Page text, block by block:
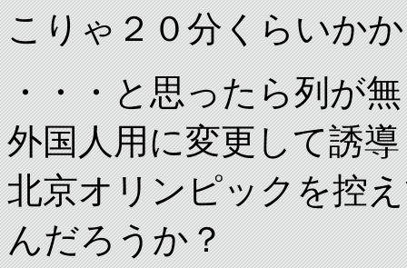
こりゃ２０分くらいか
・・・と思ったら列が
外国人用に変更して誘
北京オリンピックを控
んだろうか？